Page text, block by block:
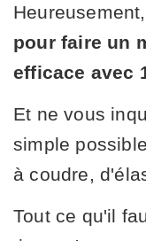
pour faire un
efficace avec
Et ne vous
simple
à coudre,
Tout ce qu'il